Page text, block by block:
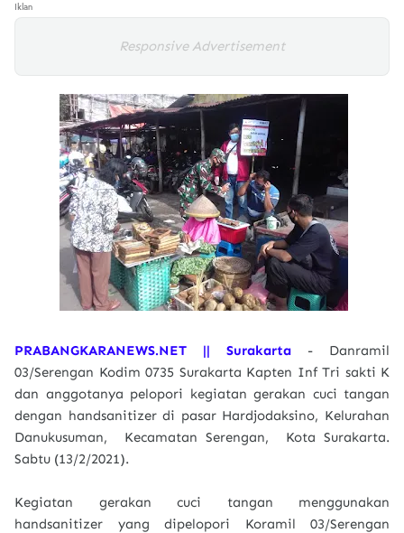
Iklan
Responsive Advertisement
PRABANGKARANEWS.NET || Surakarta - Danramil
03/Serengan Kodim 0735 Surakarta Kapten Inf Tri sakti K
dan anggotanya pelopori kegiatan gerakan cuci tangan
dengan handsanitizer di pasar Hardjodaksino, Kelurahan
Danukusuman, Kecamatan Serengan, Kota Surakarta.
Sabtu (13/2/2021).
Kegiatan gerakan cuci tangan menggunakan
handsanitizer yang dipelopori Koramil 03/Serengan